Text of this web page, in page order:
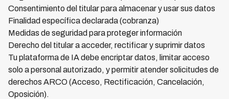
Consentimiento del titular para almacenar y usar sus datos
Finalidad específica declarada (cobranza)
Medidas de seguridad para proteger información
Derecho del titular a acceder, rectificar y suprimir datos
Tu plataforma de IA debe encriptar datos, limitar acceso
solo a personal autorizado, y permitir atender solicitudes de
derechos ARCO (Acceso, Rectificación, Cancelación,
Oposición).